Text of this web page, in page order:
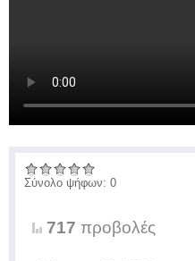
Σύνολο ψήφων: 0
717 προβολές